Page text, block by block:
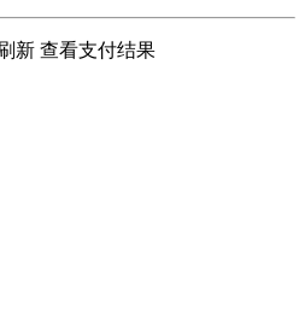
新 查看支付结果